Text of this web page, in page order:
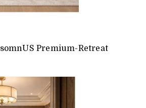
Premium-Retreat